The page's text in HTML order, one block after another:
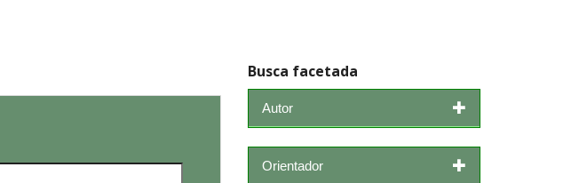
Busca facetada
Autor
Orientador